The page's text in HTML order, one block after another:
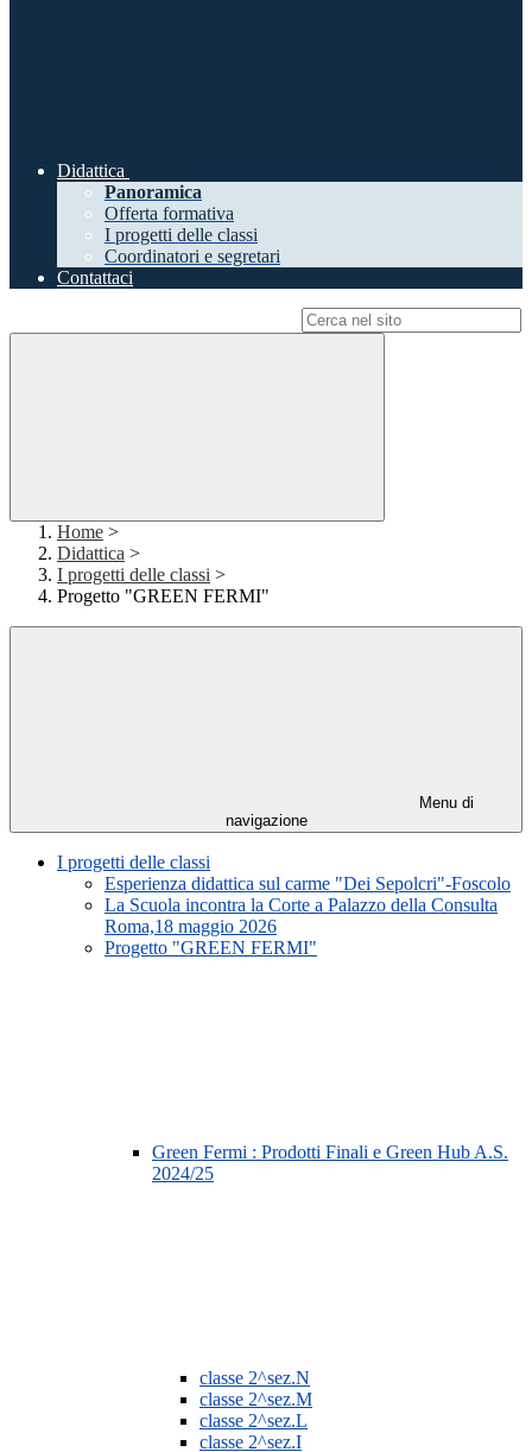
Didattica
Panoramica
Offerta formativa
I progetti delle classi
Coordinatori e segretari
Contattaci
Home >
Didattica >
I progetti delle classi >
Progetto "GREEN FERMI"
Menu di
navigazione
I progetti delle classi
Esperienza didattica sul carme "Dei Sepolcri"-Foscolo
La Scuola incontra la Corte a Palazzo della Consulta
Roma,18 maggio 2026
Progetto "GREEN FERMI"
Green Fermi : Prodotti Finali e Green Hub A.S.
2024/25
classe 2^sez.N
classe 2^sez.M
classe 2^sez.L
classe 2^sez.I